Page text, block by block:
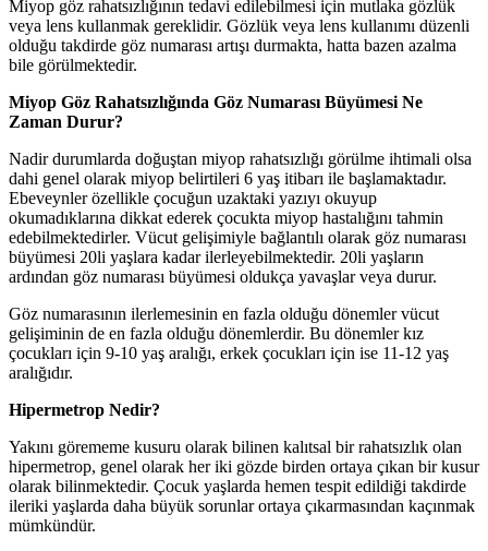
Miyop göz rahatsızlığının tedavi edilebilmesi için mutlaka gözlük
veya lens kullanmak gereklidir. Gözlük veya lens kullanımı düzenli
olduğu takdirde göz numarası artışı durmakta, hatta bazen azalma
bile görülmektedir.
Miyop Göz Rahatsızlığında Göz Numarası Büyümesi Ne
Zaman Durur?
Nadir durumlarda doğuştan miyop rahatsızlığı görülme ihtimali olsa
dahi genel olarak miyop belirtileri 6 yaş itibarı ile başlamaktadır.
Ebeveynler özellikle çocuğun uzaktaki yazıyı okuyup
okumadıklarına dikkat ederek çocukta miyop hastalığını tahmin
edebilmektedirler. Vücut gelişimiyle bağlantılı olarak göz numarası
büyümesi 20li yaşlara kadar ilerleyebilmektedir. 20li yaşların
ardından göz numarası büyümesi oldukça yavaşlar veya durur.
Göz numarasının ilerlemesinin en fazla olduğu dönemler vücut
gelişiminin de en fazla olduğu dönemlerdir. Bu dönemler kız
çocukları için 9-10 yaş aralığı, erkek çocukları için ise 11-12 yaş
aralığıdır.
Hipermetrop Nedir?
Yakını görememe kusuru olarak bilinen kalıtsal bir rahatsızlık olan
hipermetrop, genel olarak her iki gözde birden ortaya çıkan bir kusur
olarak bilinmektedir. Çocuk yaşlarda hemen tespit edildiği takdirde
ileriki yaşlarda daha büyük sorunlar ortaya çıkarmasından kaçınmak
mümkündür.